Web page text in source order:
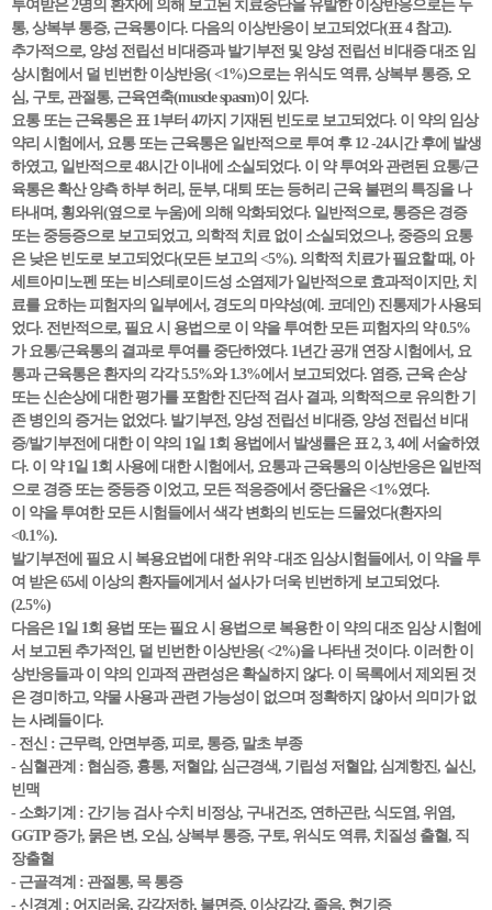
투여받은 2명의 환자에 의해 보고된 치료중단을 유발한 이상반응으로는 두
통, 상복부 통증, 근육통이다. 다음의 이상반응이 보고되었다(표 4 참고).
추가적으로, 양성 전립선 비대증과 발기부전 및 양성 전립선 비대증 대조 임
상시험에서 덜 빈번한 이상반응( <1%)으로는 위식도 역류, 상복부 통증, 오
심, 구토, 관절통, 근육연축(muscle spasm)이 있다.
요통 또는 근육통은 표 1부터 4까지 기재된 빈도로 보고되었다. 이 약의 임상
약리 시험에서, 요통 또는 근육통은 일반적으로 투여 후 12 -24시간 후에 발생
하였고, 일반적으로 48시간 이내에 소실되었다. 이 약 투여와 관련된 요통/근
육통은 확산 양측 하부 허리, 둔부, 대퇴 또는 등허리 근육 불편의 특징을 나
타내며, 횡와위(옆으로 누움)에 의해 악화되었다. 일반적으로, 통증은 경증
또는 중등증으로 보고되었고, 의학적 치료 없이 소실되었으나, 중증의 요통
은 낮은 빈도로 보고되었다(모든 보고의 <5%). 의학적 치료가 필요할 때, 아
세트아미노펜 또는 비스테로이드성 소염제가 일반적으로 효과적이지만, 치
료를 요하는 피험자의 일부에서, 경도의 마약성(예. 코데인) 진통제가 사용되
었다. 전반적으로, 필요 시 용법으로 이 약을 투여한 모든 피험자의 약 0.5%
가 요통/근육통의 결과로 투여를 중단하였다. 1년간 공개 연장 시험에서, 요
통과 근육통은 환자의 각각 5.5%와 1.3%에서 보고되었다. 염증, 근육 손상
또는 신손상에 대한 평가를 포함한 진단적 검사 결과, 의학적으로 유의한 기
존 병인의 증거는 없었다. 발기부전, 양성 전립선 비대증, 양성 전립선 비대
증/발기부전에 대한 이 약의 1일 1회 용법에서 발생률은 표 2, 3, 4에 서술하였
다. 이 약 1일 1회 사용에 대한 시험에서, 요통과 근육통의 이상반응은 일반적
으로 경증 또는 중등증 이었고, 모든 적응증에서 중단율은 <1%였다.
이 약을 투여한 모든 시험들에서 색각 변화의 빈도는 드물었다(환자의
<0.1%).
발기부전에 필요 시 복용요법에 대한 위약 -대조 임상시험들에서, 이 약을 투
여 받은 65세 이상의 환자들에게서 설사가 더욱 빈번하게 보고되었다.
(2.5%)
다음은 1일 1회 용법 또는 필요 시 용법으로 복용한 이 약의 대조 임상 시험에
서 보고된 추가적인, 덜 빈번한 이상반응( <2%)을 나타낸 것이다. 이러한 이
상반응들과 이 약의 인과적 관련성은 확실하지 않다. 이 목록에서 제외된 것
은 경미하고, 약물 사용과 관련 가능성이 없으며 정확하지 않아서 의미가 없
는 사례들이다.
- 전신 : 근무력, 안면부종, 피로, 통증, 말초 부종
- 심혈관계 : 협심증, 흉통, 저혈압, 심근경색, 기립성 저혈압, 심계항진, 실신,
빈맥
- 소화기계 : 간기능 검사 수치 비정상, 구내건조, 연하곤란, 식도염, 위염,
GGTP 증가, 묽은 변, 오심, 상복부 통증, 구토, 위식도 역류, 치질성 출혈, 직
장출혈
- 근골격계 : 관절통, 목 통증
- 신경계 : 어지러움, 감각저하, 불면증, 이상감각, 졸음, 현기증